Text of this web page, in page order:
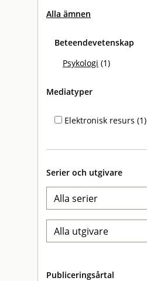
Alla ämnen
Beteendevetenskap
Psykologi (1)
Mediatyper
Elektronisk resurs (1)
Serier och utgivare
Publiceringsårtal